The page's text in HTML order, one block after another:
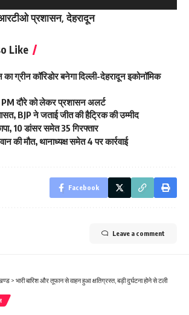
प्रशासन, देहरादून
Like
ग्रीन कॉरिडोर बनेगा दिल्ली-देहरादून इकोनॉमिक
PM दौरे को लेकर प्रशासन अलर्ट
BJP ने जताई जीत की हैट्रिक की उम्मीद
10 डांसर समेत 35 गिरफ्तार
की मौत, थानाध्यक्ष समेत 4 पर कार्रवाई
Facebook
Leave a comment
> भारी बारिश और तूफान से वाहन हुआ क्षतिग्रस्त, बड़ी दुर्घटना होने से टली